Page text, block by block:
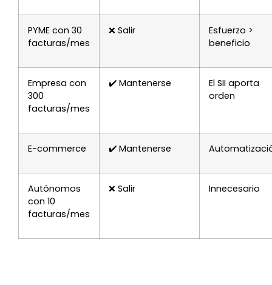
PYME con 30
facturas/mes
❌ Salir
Esfuerzo >
beneficio
Empresa con
300
facturas/mes
✔️ Mantenerse
El SII aporta
orden
E-commerce ✔️ Mantenerse
Autónomos
con 10
facturas/mes
❌ Salir Innecesario